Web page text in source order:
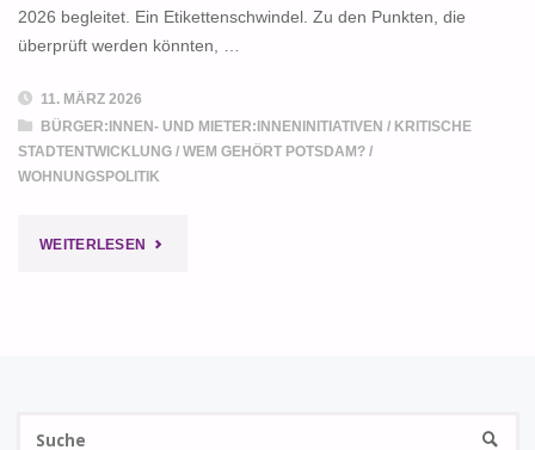
2026 begleitet. Ein Etikettenschwindel. Zu den Punkten, die
überprüft werden könnten, …
11. MÄRZ 2026
BÜRGER:INNEN- UND MIETER:INNENINITIATIVEN / KRITISCHE
STADTENTWICKLUNG/ WEM GEHÖRT POTSDAM?/
WOHNUNGSPOLITIK
WEITERLESEN "MIETKOSTENTREIBER:
SUCHE